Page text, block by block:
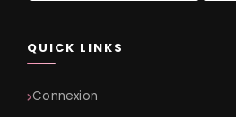
QUICK LINKS
Connexion